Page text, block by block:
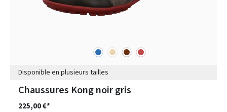
bleu beigemarronrouge
Disponible en plusieurs tailles
Chaussures Kong noir gris
225,00 €*